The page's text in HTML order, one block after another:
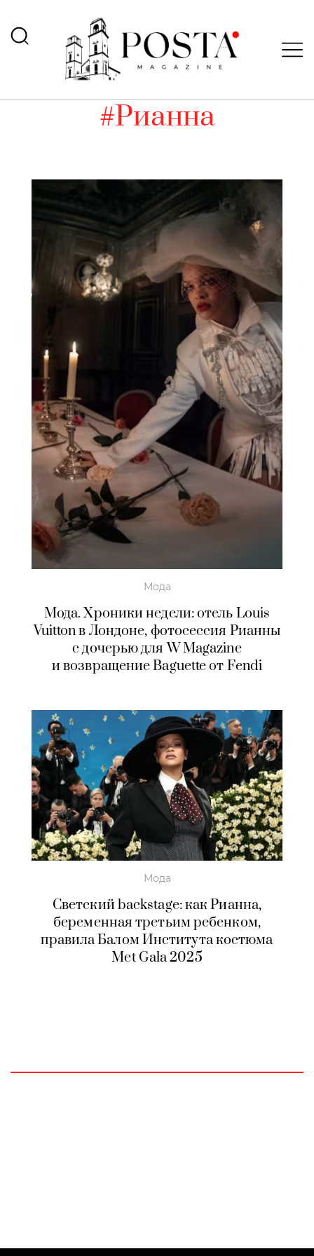
#Рианна
Мода
Мода. Хроники недели: отель Louis
Vuitton в Лондоне, фотосессия Рианны
с дочерью для W Magazine
и возвращение Baguette от Fendi
Мода
Светский backstage: как Рианна,
беременная третьим ребенком,
правила Балом Института костюма
Met Gala 2025